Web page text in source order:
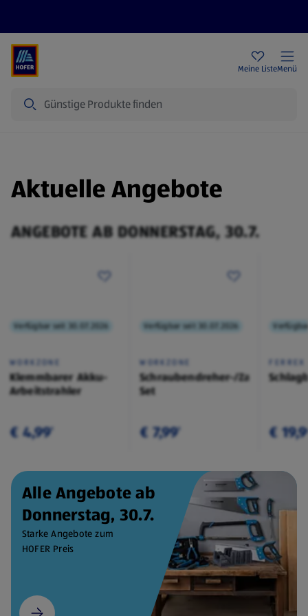
Meine ListeMenü
Aktuelle Angebote
ANGEBOTE AB DONNERSTAG, 30.7.
Verfügbar seit 30.07.2026
WORKZONE
Klemmbarer Akku-
Arbeitstrahler
€ 4,99¹
Verfügbar seit 30.07.2026
WORKZONE
Schraubendreher-/Zangen-
Set
€ 7,99¹
FERREX
€
Alle Angebote ab
Donnerstag, 30.7.
Starke Angebote zum
HOFER Preis